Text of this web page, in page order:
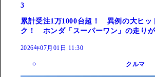
3
累計受注1万1000台超！ 異例の大ヒッ
ク！ ホンダ「スーパーワン」の走り
2026年07月01日 11:30
クルマ